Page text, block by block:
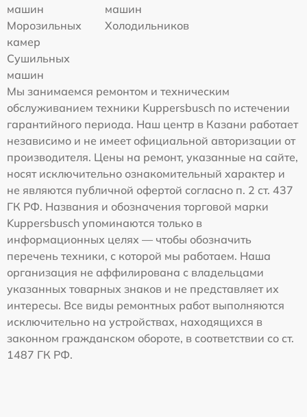
машин
машин
Морозильных
камер
Холодильников
Сушильных
машин
Мы занимаемся ремонтом и техническим
обслуживанием техники Kuppersbusch по истечении
гарантийного периода. Наш центр в Казани работает
независимо и не имеет официальной авторизации от
производителя. Цены на ремонт, указанные на сайте,
носят исключительно ознакомительный характер и
не являются публичной офертой согласно п. 2 ст. 437
ГК РФ. Названия и обозначения торговой марки
Kuppersbusch упоминаются только в
информационных целях — чтобы обозначить
перечень техники, с которой мы работаем. Наша
организация не аффилирована с владельцами
указанных товарных знаков и не представляет их
интересы. Все виды ремонтных работ выполняются
исключительно на устройствах, находящихся в
законном гражданском обороте, в соответствии со ст.
1487 ГК РФ.